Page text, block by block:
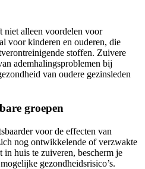
niet alleen voordelen voor
voor kinderen en ouderen, die
stoffen. Zuivere
ademhalingsproblemen bij
van oudere gezinsleden
groepen
voor de effecten van
nog ontwikkelende of verzwakte
huis te zuiveren, bescherm je
gezondheidsrisico’s.